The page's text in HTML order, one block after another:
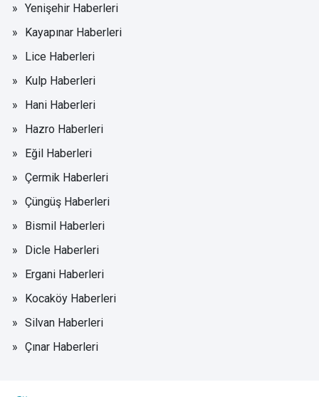
Yenişehir Haberleri
Kayapınar Haberleri
Lice Haberleri
Kulp Haberleri
Hani Haberleri
Hazro Haberleri
Eğil Haberleri
Çermik Haberleri
Çüngüş Haberleri
Bismil Haberleri
Dicle Haberleri
Ergani Haberleri
Kocaköy Haberleri
Silvan Haberleri
Çınar Haberleri